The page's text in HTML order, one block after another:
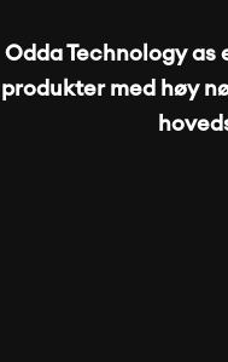
Odda Technology
produkter med høy